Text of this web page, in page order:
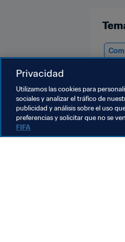
Privacidad
Utilizamos las cookies para
sociales y analizar el tráfico de
publicidad y análisis sobre el uso
preferencias y solicitar que no se
FIFA